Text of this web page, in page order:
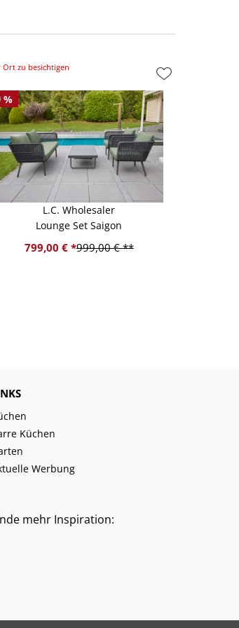
Ort zu besichtigen
%
L.C. Wholesaler
Lounge Set Saigon
799,00 € *999,00 € **
Küchen
Werbung
mehr Inspiration: